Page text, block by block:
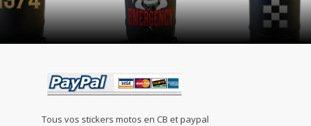
Tous vos stickers motos en CB et paypal